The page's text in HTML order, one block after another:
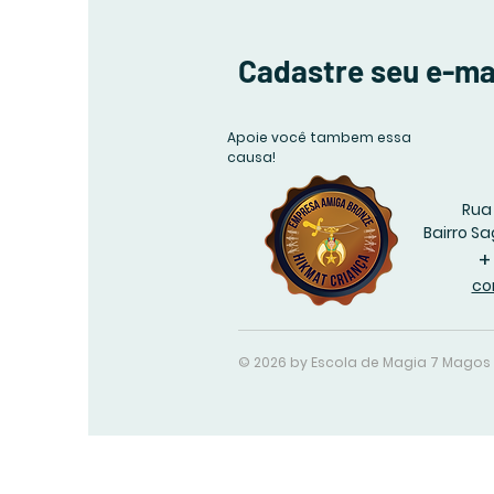
Cadastre seu e-
Apoie você tambem essa
causa!
Bairro
© 2026 by Escola de Magia 7 Magos